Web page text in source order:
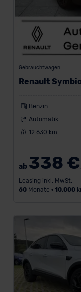
Gebrauchtwagen
Renault
Benzin
Automatik
12.630 km
ab 338 €
Leasing inkl. MwSt.
60Monate • 10.000